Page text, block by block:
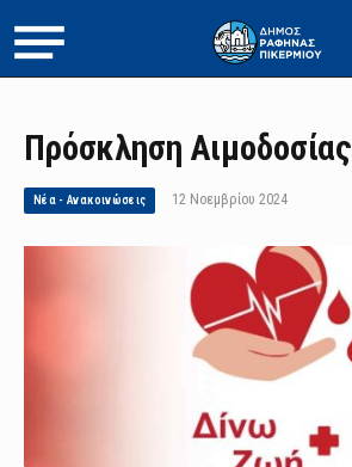
Πρόσκληση Αιμοδοσίας
Νέα - Ανακοινώσεις 12 Νοεμβρίου 2024